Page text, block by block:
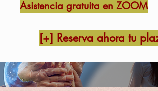
Asistencia gratuita en ZOOM
[+] Reserva ahora tu